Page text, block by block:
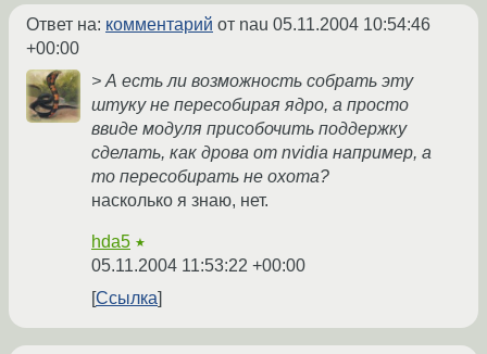
Ответ на: комментарий от nau 05.11.2004 10:54:46
+00:00
> А есть ли возможность собрать эту
штуку не пересобирая ядро, а просто
ввиде модуля присобочить поддержку
сделать, как дрова от nvidia например, а
то пересобирать не охота?
насколько я знаю, нет.
hda5 ★
05.11.2004 11:53:22 +00:00
Ссылка